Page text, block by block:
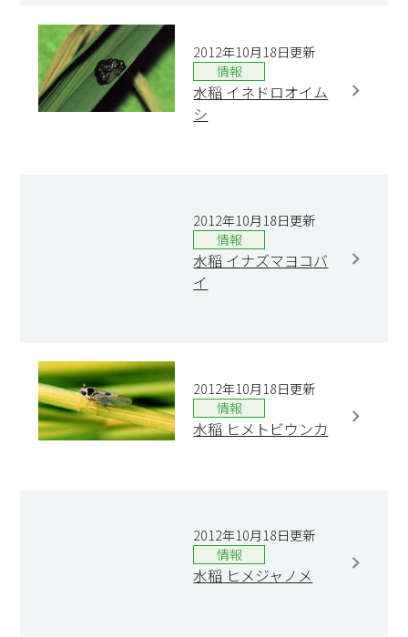
2012年10月18日更新
情報
水稲 イネドロオイム
シ
2012年10月18日更新
情報
水稲 イナズマヨコバ
イ
2012年10月18日更新
情報
水稲 ヒメトビウンカ
2012年10月18日更新
情報
水稲 ヒメジャノメ